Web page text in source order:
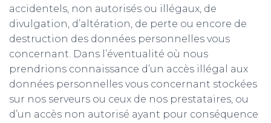
accidentels, non autorisés ou illégaux, de
divulgation, d’altération, de perte ou encore de
destruction des données personnelles vous
concernant. Dans l’éventualité où nous
prendrions connaissance d’un accès illégal aux
données personnelles vous concernant stockées
sur nos serveurs ou ceux de nos prestataires, ou
d’un accès non autorisé ayant pour conséquence